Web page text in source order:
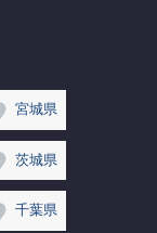
宮城県
茨城県
千葉県